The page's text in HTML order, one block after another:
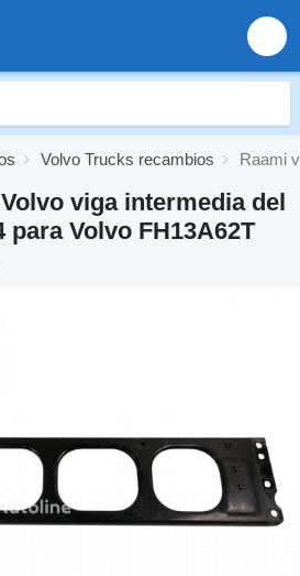
Volvo Trucks recambios Raami
viga intermedia del
para Volvo FH13A62T